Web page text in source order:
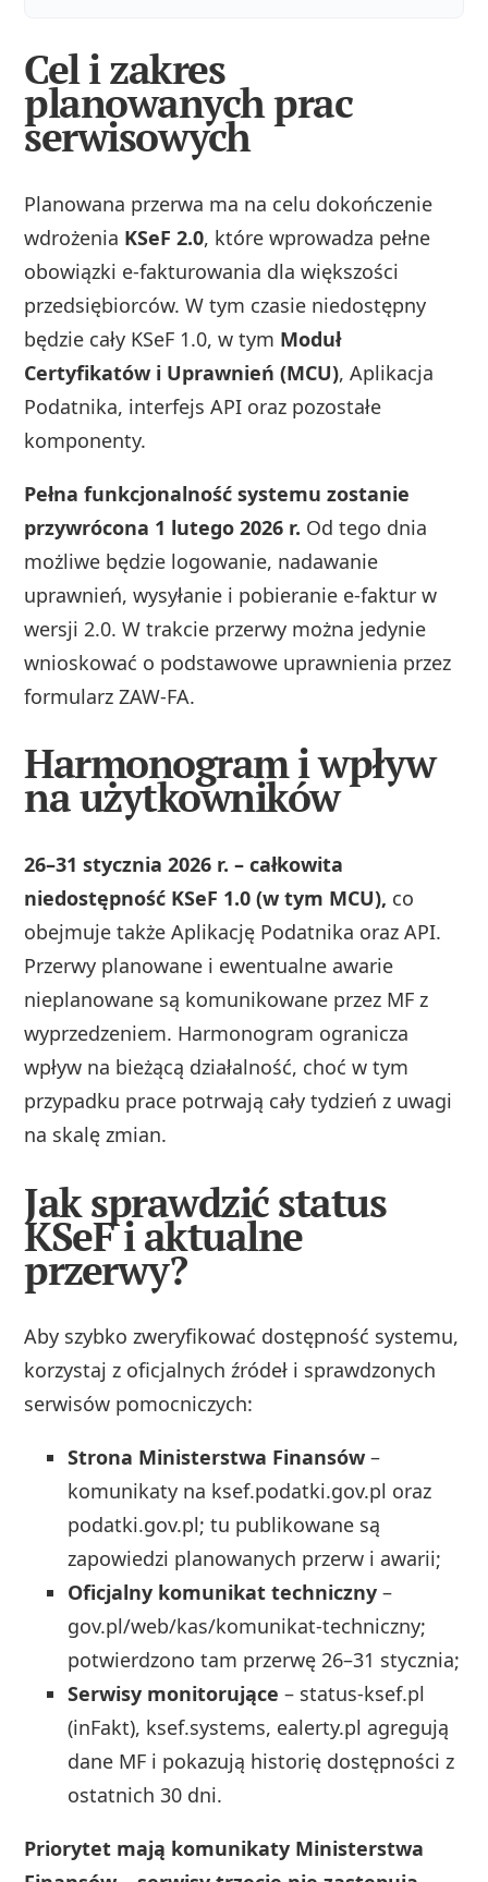
Cel i zakres
planowanych prac
serwisowych
Planowana przerwa ma na celu dokończenie
wdrożenia KSeF 2.0, które wprowadza pełne
obowiązki e-fakturowania dla większości
przedsiębiorców. W tym czasie niedostępny
będzie cały KSeF 1.0, w tym Moduł
Certyfikatów i Uprawnień (MCU), Aplikacja
Podatnika, interfejs API oraz pozostałe
komponenty.
Pełna funkcjonalność systemu zostanie
przywrócona 1 lutego 2026 r. Od tego dnia
możliwe będzie logowanie, nadawanie
uprawnień, wysyłanie i pobieranie e-faktur w
wersji 2.0. W trakcie przerwy można jedynie
wnioskować o podstawowe uprawnienia przez
formularz ZAW-FA.
Harmonogram i wpływ
na użytkowników
26–31 stycznia 2026 r. – całkowita
niedostępność KSeF 1.0 (w tym MCU), co
obejmuje także Aplikację Podatnika oraz API.
Przerwy planowane i ewentualne awarie
nieplanowane są komunikowane przez MF z
wyprzedzeniem. Harmonogram ogranicza
wpływ na bieżącą działalność, choć w tym
przypadku prace potrwają cały tydzień z uwagi
na skalę zmian.
Jak sprawdzić status
KSeF i aktualne
przerwy?
Aby szybko zweryfikować dostępność systemu,
korzystaj z oficjalnych źródeł i sprawdzonych
serwisów pomocniczych:
Strona Ministerstwa Finansów –
komunikaty na ksef.podatki.gov.pl oraz
podatki.gov.pl; tu publikowane są
zapowiedzi planowanych przerw i awarii;
Oficjalny komunikat techniczny –
gov.pl/web/kas/komunikat-techniczny;
potwierdzono tam przerwę 26–31 stycznia;
Serwisy monitorujące – status-ksef.pl
(inFakt), ksef.systems, ealerty.pl agregują
dane MF i pokazują historię dostępności z
ostatnich 30 dni.
Priorytet mają komunikaty Ministerstwa